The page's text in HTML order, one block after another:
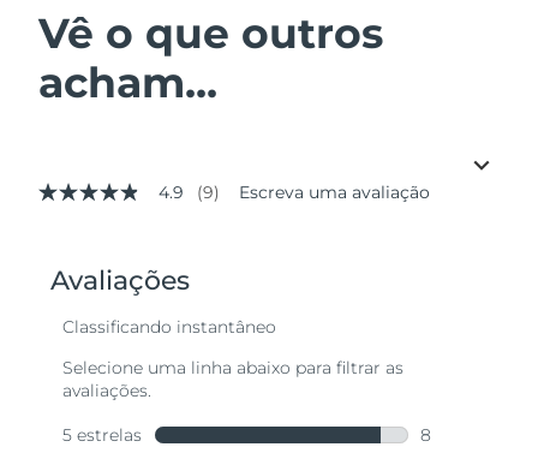
Vê o que outros
acham...
4.9
valor
médio
avaliação.
Reviews.
abre
4.9 (9) Escreva uma avaliação